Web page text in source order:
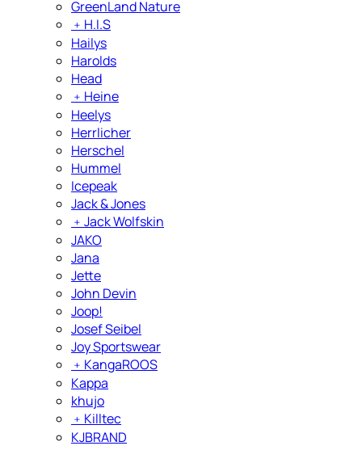
GreenLand Nature
﹢ H.I.S
Hailys
Harolds
Head
﹢ Heine
Heelys
Herrlicher
Herschel
Hummel
Icepeak
Jack & Jones
﹢ Jack Wolfskin
JAKO
Jana
Jette
John Devin
Joop!
Josef Seibel
Joy Sportswear
﹢ KangaROOS
Kappa
khujo
﹢ Killtec
KJBRAND